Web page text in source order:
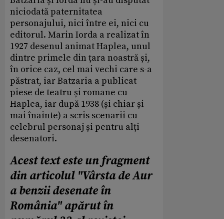
niciodată paternitatea
personajului, nici între ei, nici cu
editorul. Marin Iorda a realizat în
1927 desenul animat Haplea, unul
dintre primele din țara noastră și,
în orice caz, cel mai vechi care s-a
păstrat, iar Batzaria a publicat
piese de teatru și romane cu
Haplea, iar după 1938 (și chiar și
mai înainte) a scris scenarii cu
celebrul personaj și pentru alți
desenatori.
Acest text este un fragment
din articolul "Vârsta de Aur
a benzii desenate în
România" apărut în